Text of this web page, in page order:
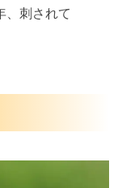
、刺されて